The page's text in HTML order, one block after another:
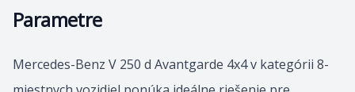
Parametre
Mercedes-Benz V 250 d Avantgarde 4x4 v kategórii 8-